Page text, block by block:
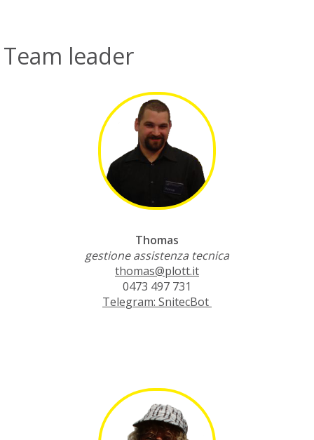
Team leader
Thomas
gestione assistenza tecnica
thomas@plott.it
0473 497 731
Telegram: SnitecBot